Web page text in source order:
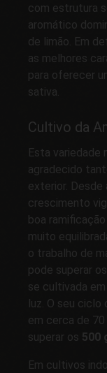
com estrutura
aromático
de limão. Em
as melhores
para oferecer
sativa.
Cultivo da
Esta
agradecido
exterior. Desde
crescimento
boa
muito
o trabalho de
pode superar
se cultivada
luz. O seu
em cerca de
superar os 500
Em cultivos